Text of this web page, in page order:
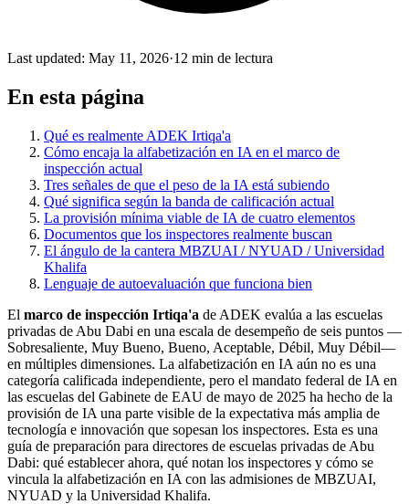
Last updated: May 11, 2026·12 min de lectura
En esta página
Qué es realmente ADEK Irtiqa'a
Cómo encaja la alfabetización en IA en el marco de
inspección actual
Tres señales de que el peso de la IA está subiendo
Qué significa según la banda de calificación actual
La provisión mínima viable de IA de cuatro elementos
Documentos que los inspectores realmente buscan
El ángulo de la cantera MBZUAI / NYUAD / Universidad
Khalifa
Lenguaje de autoevaluación que funciona bien
El marco de inspección Irtiqa'a de ADEK evalúa a las escuelas
privadas de Abu Dabi en una escala de desempeño de seis puntos —
Sobresaliente, Muy Bueno, Bueno, Aceptable, Débil, Muy Débil—
en múltiples dimensiones. La alfabetización en IA aún no es una
categoría calificada independiente, pero el mandato federal de IA en
las escuelas del Gabinete de EAU de mayo de 2025 ha hecho de la
provisión de IA una parte visible de la expectativa más amplia de
tecnología e innovación que sopesan los inspectores. Esta es una
guía de preparación para directores de escuelas privadas de Abu
Dabi: qué establecer ahora, qué notan los inspectores y cómo se
vincula la alfabetización en IA con las admisiones de MBZUAI,
NYUAD y la Universidad Khalifa.